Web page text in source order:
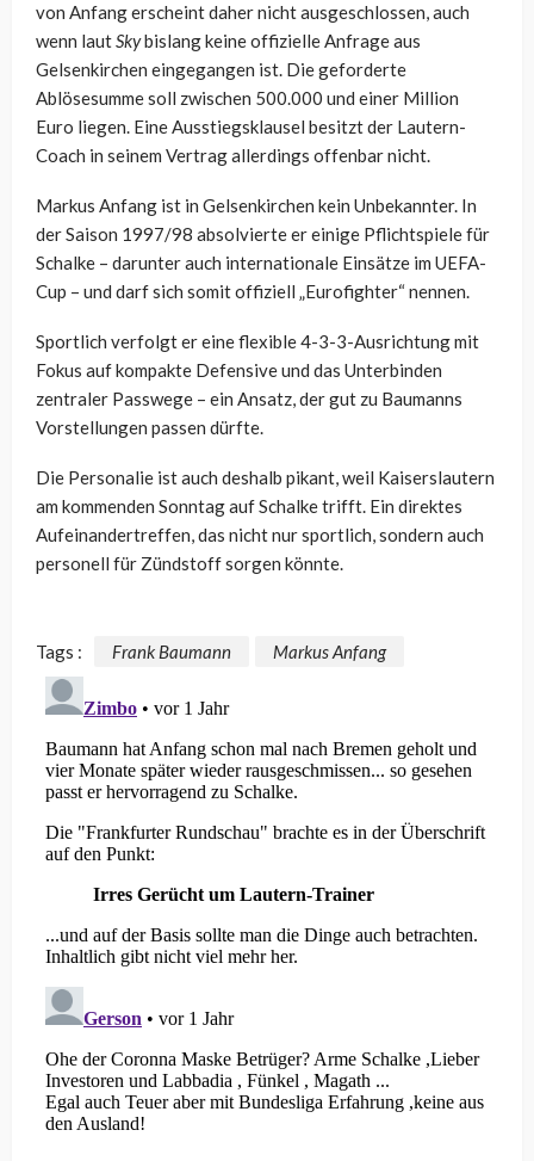
von Anfang erscheint daher nicht ausgeschlossen, auch
wenn lautSkybislang keine offizielle Anfrage aus
Gelsenkirchen eingegangen ist. Die geforderte
Ablösesumme soll zwischen 500.000 und einer Million
Euro liegen. Eine Ausstiegsklausel besitzt der Lautern-
Coach in seinem Vertrag allerdings offenbar nicht.
Markus Anfang ist in Gelsenkirchen kein Unbekannter. In
der Saison 1997/98 absolvierte er einige Pflichtspiele für
Schalke – darunter auch internationale Einsätze im UEFA-
Cup – und darf sich somit offiziell „Eurofighter“ nennen.
Sportlich verfolgt er eine flexible 4-3-3-Ausrichtung mit
Fokus auf kompakte Defensive und das Unterbinden
zentraler Passwege – ein Ansatz, der gut zu Baumanns
Vorstellungen passen dürfte.
Die Personalie ist auch deshalb pikant, weil Kaiserslautern
am kommenden Sonntag auf Schalke trifft. Ein direktes
Aufeinandertreffen, das nicht nur sportlich, sondern auch
personell für Zündstoff sorgen könnte.
Tags : Frank Baumann Markus Anfang